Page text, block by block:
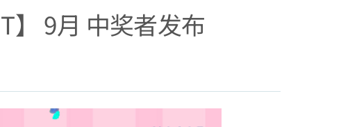
】 9月 中奖者发布